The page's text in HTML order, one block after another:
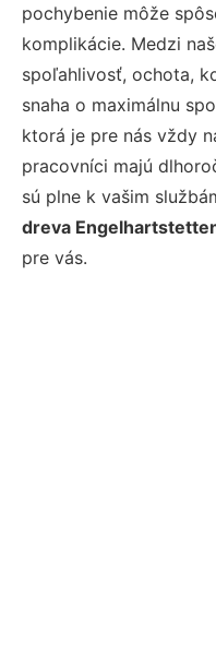
pochybenie môže
komplikácie. Medzi
spoľahlivosť, ochota,
snaha o maximálnu
ktorá je pre nás vždy
pracovníci majú
sú plne k vašim
dreva
pre vás.